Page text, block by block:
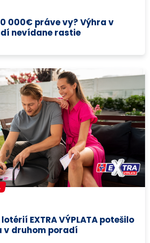
000€ práve vy? Výhra v
nevídane rastie
EXTRA VÝPLATA potešilo
v druhom poradí